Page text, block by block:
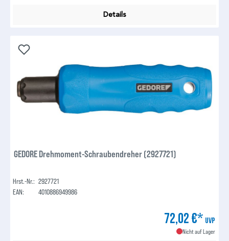
Details
GEDORE Drehmoment-Schraubendreher (2927721)
Hrst.-Nr.: 2927721
EAN:
4010886949986
72,02 €* UVP
Nicht auf Lager